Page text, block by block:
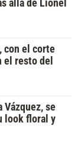
allá de Lionel
con el corte
el resto del
Vázquez, se
look floral y